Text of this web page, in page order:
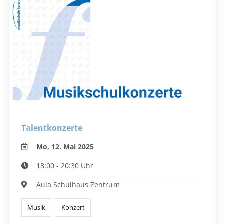
Talentkonzerte
Mo, 12. Mai 2025
18:00 - 20:30 Uhr
Aula Schulhaus Zentrum
Musik Konzert